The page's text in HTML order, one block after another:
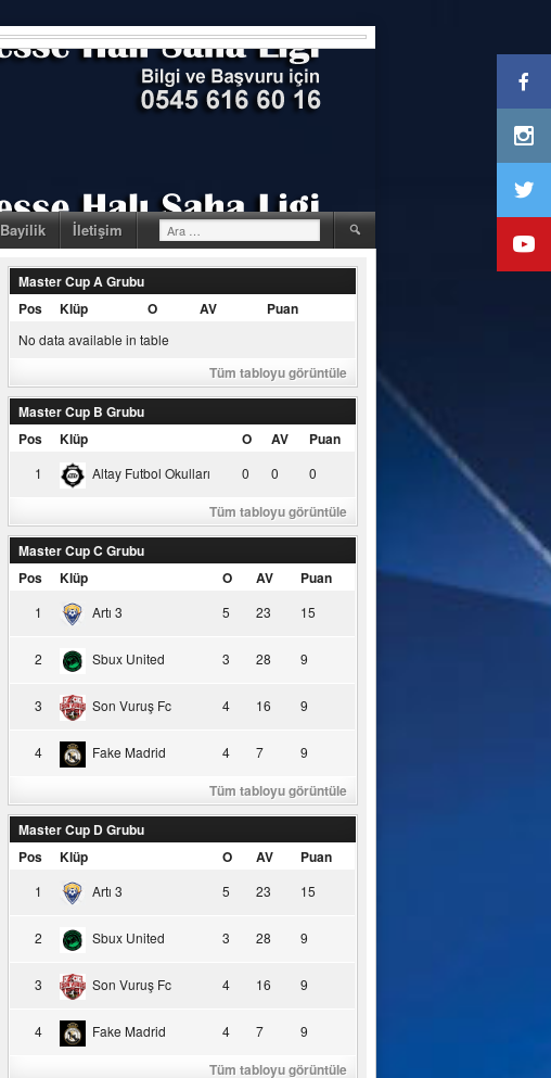
Bayilik İletişim Arama:
Master Cup A Grubu
Pos
Klüp O AV Puan
No data available in table
Tüm tabloyu görüntüle
Master Cup B Grubu
Pos
Klüp O AV Puan
1 Altay Futbol Okulları 0 0 0
Tüm tabloyu görüntüle
Master Cup C Grubu
Pos
Klüp O AV Puan
1 Artı 3 5 23 15
2 Sbux United 3 28 9
3 Son Vuruş Fc 4 16 9
4 Fake Madrid 4 7 9
Tüm tabloyu görüntüle
Master Cup D Grubu
Pos
Klüp O AV Puan
1 Artı 3 5 23 15
2 Sbux United 3 28 9
3 Son Vuruş Fc 4 16 9
4 Fake Madrid 4 7 9
Tüm tabloyu görüntüle